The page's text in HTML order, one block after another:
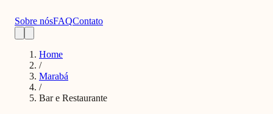
Sobre nósFAQContato
Home
/
Marabá
/
Bar e Restaurante